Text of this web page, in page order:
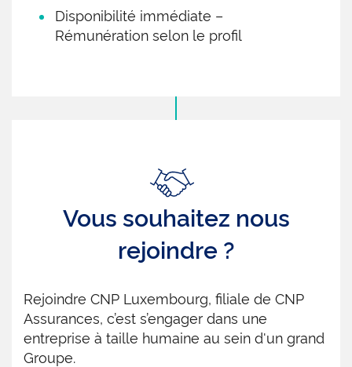
Disponibilité immédiate –
Rémunération selon le profil
Vous souhaitez nous
rejoindre ?
Rejoindre CNP Luxembourg, filiale de CNP
Assurances, c’est s’engager dans une
entreprise à taille humaine au sein d'un grand
Groupe.